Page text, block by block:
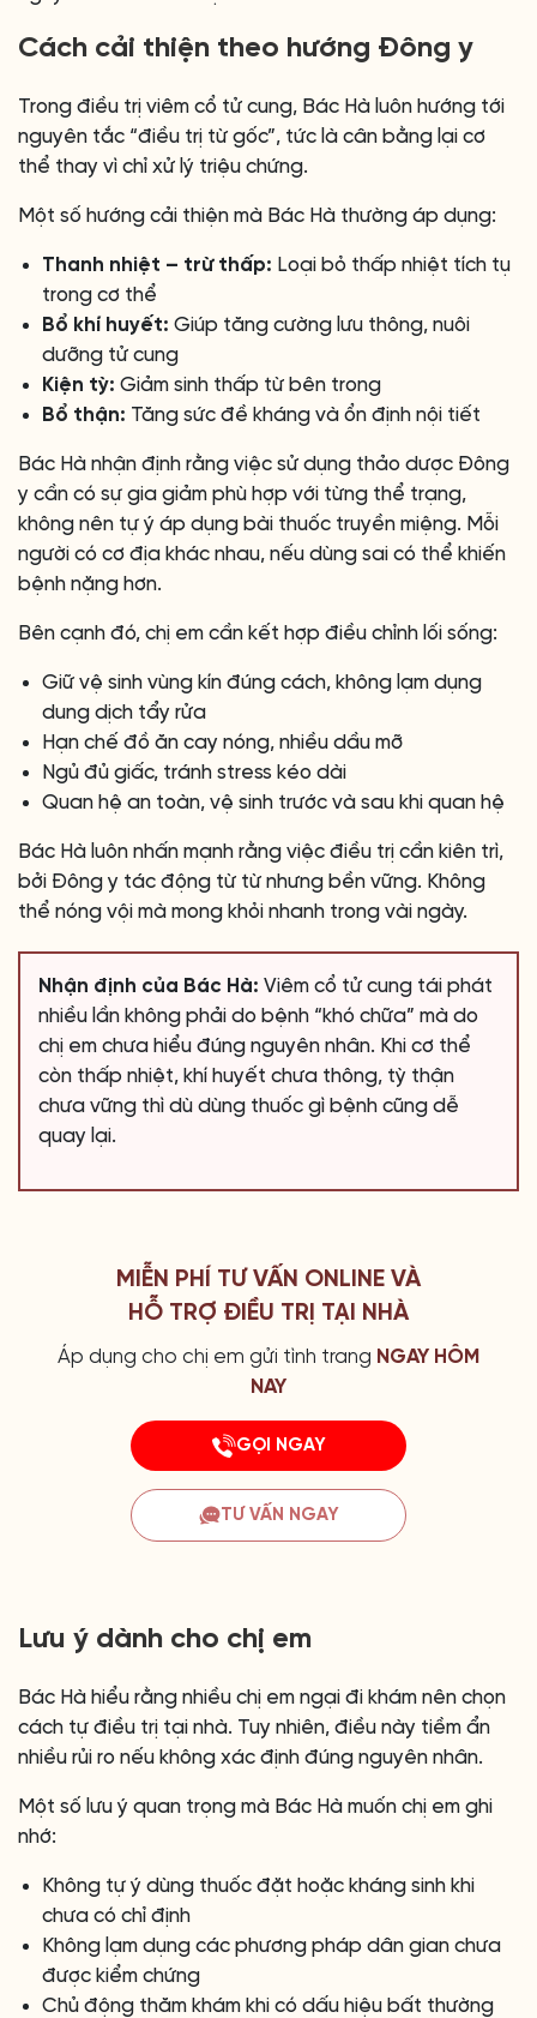
Cách cải thiện theo hướng Đông y
Trong điều trị viêm cổ tử cung, Bác Hà luôn hướng tới
nguyên tắc “điều trị từ gốc”, tức là cân bằng lại cơ
thể thay vì chỉ xử lý triệu chứng.
Một số hướng cải thiện mà Bác Hà thường áp dụng:
Thanh nhiệt – trừ thấp: Loại bỏ thấp nhiệt tích tụ
trong cơ thể
Bổ khí huyết: Giúp tăng cường lưu thông, nuôi
dưỡng tử cung
Kiện tỳ: Giảm sinh thấp từ bên trong
Bổ thận: Tăng sức đề kháng và ổn định nội tiết
Bác Hà nhận định rằng việc sử dụng thảo dược Đông
y cần có sự gia giảm phù hợp với từng thể trạng,
không nên tự ý áp dụng bài thuốc truyền miệng. Mỗi
người có cơ địa khác nhau, nếu dùng sai có thể khiến
bệnh nặng hơn.
Bên cạnh đó, chị em cần kết hợp điều chỉnh lối sống:
Giữ vệ sinh vùng kín đúng cách, không lạm dụng
dung dịch tẩy rửa
Hạn chế đồ ăn cay nóng, nhiều dầu mỡ
Ngủ đủ giấc, tránh stress kéo dài
Quan hệ an toàn, vệ sinh trước và sau khi quan hệ
Bác Hà luôn nhấn mạnh rằng việc điều trị cần kiên trì,
bởi Đông y tác động từ từ nhưng bền vững. Không
thể nóng vội mà mong khỏi nhanh trong vài ngày.
Nhận định của Bác Hà: Viêm cổ tử cung tái phát
nhiều lần không phải do bệnh “khó chữa” mà do
chị em chưa hiểu đúng nguyên nhân. Khi cơ thể
còn thấp nhiệt, khí huyết chưa thông, tỳ thận
chưa vững thì dù dùng thuốc gì bệnh cũng dễ
quay lại.
MIỄN PHÍ TƯ VẤN ONLINE VÀ
HỖ TRỢ ĐIỀU TRỊ TẠI NHÀ
Áp dụng cho chị em gửi tình trang NGAY HÔM
NAY
GỌI NGAY
TƯ VẤN NGAY
Lưu ý dành cho chị em
Bác Hà hiểu rằng nhiều chị em ngại đi khám nên chọn
cách tự điều trị tại nhà. Tuy nhiên, điều này tiềm ẩn
nhiều rủi ro nếu không xác định đúng nguyên nhân.
Một số lưu ý quan trọng mà Bác Hà muốn chị em ghi
nhớ:
Không tự ý dùng thuốc đặt hoặc kháng sinh khi
chưa có chỉ định
Không lạm dụng các phương pháp dân gian chưa
được kiểm chứng
Chủ động thăm khám khi có dấu hiệu bất thường